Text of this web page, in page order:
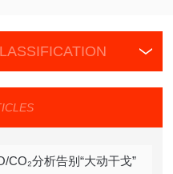
分析告别“大动干戈”